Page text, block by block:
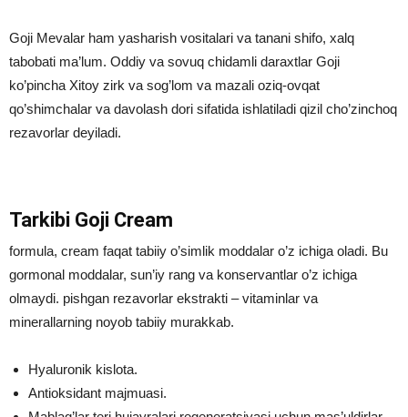
Goji Mevalar ham yasharish vositalari va tanani shifo, xalq
tabobati ma’lum. Oddiy va sovuq chidamli daraxtlar Goji
ko’pincha Xitoy zirk va sog’lom va mazali oziq-ovqat
qo’shimchalar va davolash dori sifatida ishlatiladi qizil cho’zinchoq
rezavorlar deyiladi.
Tarkibi Goji Cream
formula, cream faqat tabiiy o’simlik moddalar o’z ichiga oladi. Bu
gormonal moddalar, sun’iy rang va konservantlar o’z ichiga
olmaydi. pishgan rezavorlar ekstrakti – vitaminlar va
minerallarning noyob tabiiy murakkab.
Hyaluronik kislota.
Antioksidant majmuasi.